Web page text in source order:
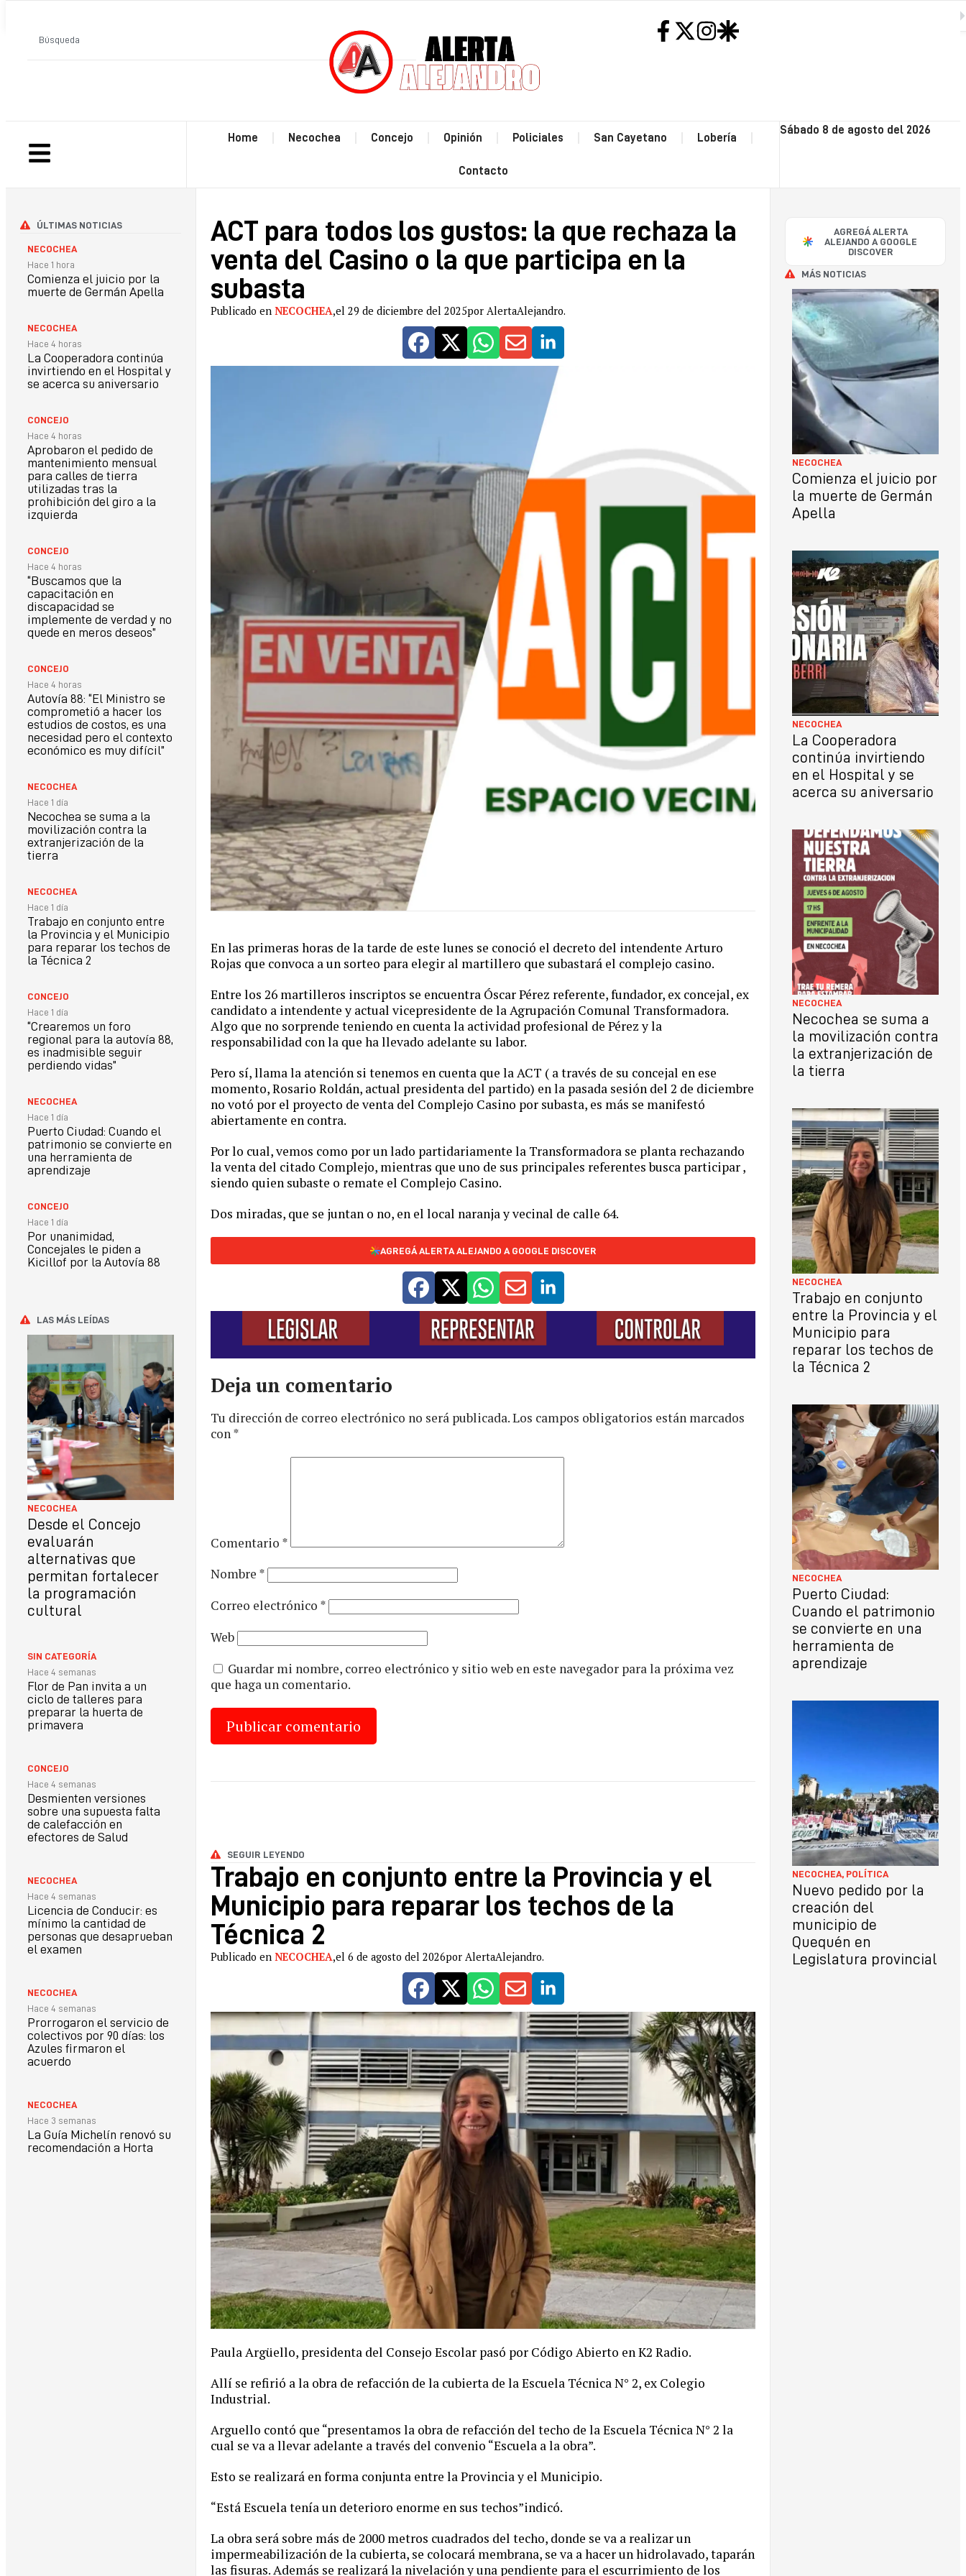
Home Necochea Concejo Opinión Policiales San Cayetano Lobería
Contacto
Sábado 8 de agosto del 2026
SAN
AGREGÁ ALERTA
ALEJANDO A GOOGLE
DISCOVER
MÁS NOTICIAS
NECOCHEA
Comienza el juicio por
la muerte de Germán
Apella
NECOCHEA
La Cooperadora
continúa invirtiendo
en el Hospital y se
acerca su aniversario
NECOCHEA
Necochea se suma a
la movilización contra
la extranjerización de
la tierra
NECOCHEA
Trabajo en conjunto
entre la Provincia y el
Municipio para
reparar los techos de
la Técnica 2
NECOCHEA
Puerto Ciudad:
Cuando el patrimonio
se convierte en una
herramienta de
aprendizaje
NECOCHEA, POLÍTICA
Nuevo pedido por la
creación del
municipio de
Quequén en
Legislatura provincial
ÚLTIMAS NOTICIAS
NECOCHEA
Hace 1 hora
Comienza el juicio por la
muerte de Germán Apella
NECOCHEA
Hace 4 horas
La Cooperadora continúa
invirtiendo en el Hospital y
se acerca su aniversario
CONCEJO
Hace 4 horas
Aprobaron el pedido de
mantenimiento mensual
para calles de tierra
utilizadas tras la
prohibición del giro a la
izquierda
CONCEJO
Hace 4 horas
“Buscamos que la
capacitación en
discapacidad se
implemente de verdad y no
quede en meros deseos”
CONCEJO
Hace 4 horas
Autovía 88: “El Ministro se
comprometió a hacer los
estudios de costos, es una
necesidad pero el contexto
económico es muy difícil”
NECOCHEA
Hace 1 día
Necochea se suma a la
movilización contra la
extranjerización de la
tierra
NECOCHEA
Hace 1 día
Trabajo en conjunto entre
la Provincia y el Municipio
para reparar los techos de
la Técnica 2
CONCEJO
Hace 1 día
“Crearemos un foro
regional para la autovía 88,
es inadmisible seguir
perdiendo vidas”
NECOCHEA
Hace 1 día
Puerto Ciudad: Cuando el
patrimonio se convierte en
una herramienta de
aprendizaje
CONCEJO
Hace 1 día
Por unanimidad,
Concejales le piden a
Kicillof por la Autovía 88
LAS MÁS LEÍDAS
NECOCHEA
Desde el Concejo
evaluarán
alternativas que
permitan fortalecer
la programación
cultural
SIN CATEGORÍA
Hace 4 semanas
Flor de Pan invita a un
ciclo de talleres para
preparar la huerta de
primavera
CONCEJO
Hace 4 semanas
Desmienten versiones
sobre una supuesta falta
de calefacción en
efectores de Salud
NECOCHEA
Hace 4 semanas
Licencia de Conducir: es
mínimo la cantidad de
personas que desaprueban
el examen
NECOCHEA
Hace 4 semanas
Prorrogaron el servicio de
colectivos por 90 días: los
Azules firmaron el
acuerdo
NECOCHEA
Hace 3 semanas
La Guía Michelín renovó su
recomendación a Horta
ACT para todos los gustos: la que rechaza la
venta del Casino o la que participa en la
subasta
Publicado en NECOCHEA,el 29 de diciembre del 2025por AlertaAlejandro.
En las primeras horas de la tarde de este lunes se conoció el decreto del intendente Arturo
Rojas que convoca a un sorteo para elegir al martillero que subastará el complejo casino.
Entre los 26 martilleros inscriptos se encuentra Óscar Pérez referente, fundador, ex concejal, ex
candidato a intendente y actual vicepresidente de la Agrupación Comunal Transformadora.
Algo que no sorprende teniendo en cuenta la actividad profesional de Pérez y la
responsabilidad con la que ha llevado adelante su labor.
Pero sí, llama la atención si tenemos en cuenta que la ACT ( a través de su concejal en ese
momento, Rosario Roldán, actual presidenta del partido) en la pasada sesión del 2 de diciembre
no votó por el proyecto de venta del Complejo Casino por subasta, es más se manifestó
abiertamente en contra.
Por lo cual, vemos como por un lado partidariamente la Transformadora se planta rechazando
la venta del citado Complejo, mientras que uno de sus principales referentes busca participar ,
siendo quien subaste o remate el Complejo Casino.
Dos miradas, que se juntan o no, en el local naranja y vecinal de calle 64.
AGREGÁ ALERTA ALEJANDO A GOOGLE DISCOVER
Deja un comentario
Tu dirección de correo electrónico no será publicada.Los campos obligatorios están marcados
con*
Comentario *
Nombre *
Correo electrónico *
Web
Guardar mi nombre, correo electrónico y sitio web en este navegador para la próxima vez
que haga un comentario.
SEGUIR LEYENDO
Trabajo en conjunto entre la Provincia y el
Municipio para reparar los techos de la
Técnica 2
Publicado en NECOCHEA,el 6 de agosto del 2026por AlertaAlejandro.
Paula Argüello, presidenta del Consejo Escolar pasó por Código Abierto en K2 Radio.
Allí se refirió a la obra de refacción de la cubierta de la Escuela Técnica N° 2, ex Colegio
Industrial.
Arguello contó que “presentamos la obra de refacción del techo de la Escuela Técnica N° 2 la
cual se va a llevar adelante a través del convenio “Escuela a la obra”.
Esto se realizará en forma conjunta entre la Provincia y el Municipio.
“Está Escuela tenía un deterioro enorme en sus techos”indicó.
La obra será sobre más de 2000 metros cuadrados del techo, donde se va a realizar un
impermeabilización de la cubierta, se colocará membrana, se va a hacer un hidrolavado, taparán
las fisuras. Además se realizará la nivelación y una pendiente para el escurrimiento de los